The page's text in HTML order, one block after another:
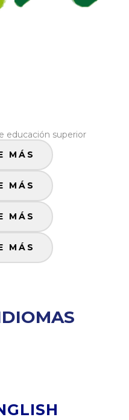
educación superior
MÁS
MÁS
MÁS
MÁS